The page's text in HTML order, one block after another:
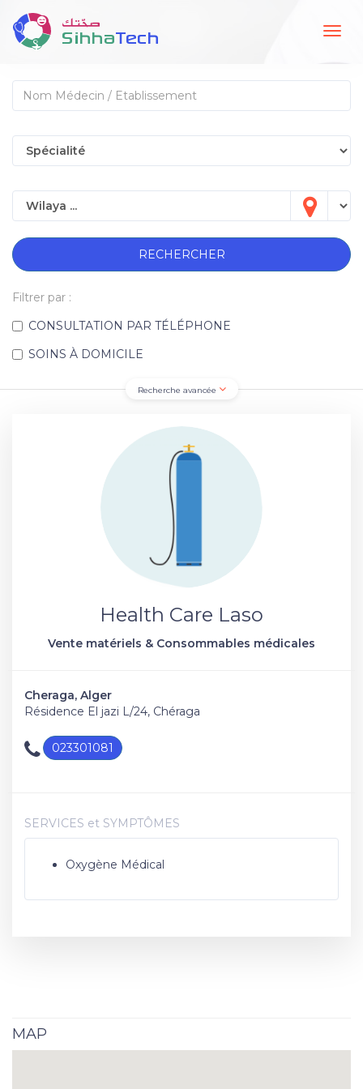
RECHERCHER
Filtrer par :
CONSULTATION PAR TÉLÉPHONE
SOINS À DOMICILE
Recherche avancée
Health Care Laso
Vente matériels & Consommables médicales
Cheraga, Alger
Résidence El jazi L/24, Chéraga
023301081
SERVICES et SYMPTÔMES
Oxygène Médical
MAP